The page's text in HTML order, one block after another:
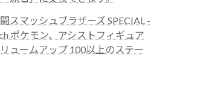
スマッシュブラザーズ SPECIAL -
ポケモン、アシストフィギュア
ュームアップ 100以上のステー